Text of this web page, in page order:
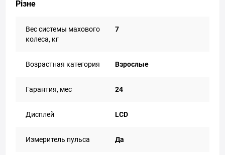
Різне
Вес системы махового
колеса, кг
7
Возрастная категория Взрослые
Гарантия, мес 24
Дисплей LCD
Измеритель пульса Да